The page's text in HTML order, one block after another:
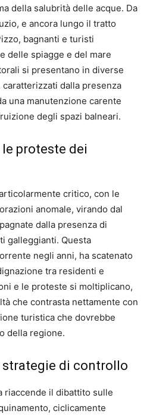
della salubrità delle acque. Da
e ancora lungo il tratto
bagnanti e turisti
delle spiagge e del mare
si presentano in diverse
dalla presenza
una manutenzione carente
degli spazi balneari.
le proteste dei
critico, con le
anomale, virando dal
dalla presenza di
galleggianti. Questa
negli anni, ha scatenato
tra residenti e
e le proteste si moltiplicano,
che contrasta nettamente con
turistica che dovrebbe
della regione.
strategie di controllo
riaccende il dibattito sulle
ciclicamente